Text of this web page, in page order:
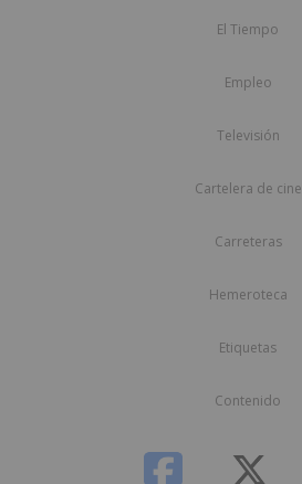
El Tiempo
Empleo
Televisión
Cartelera de cine
Carreteras
Hemeroteca
Etiquetas
Contenido